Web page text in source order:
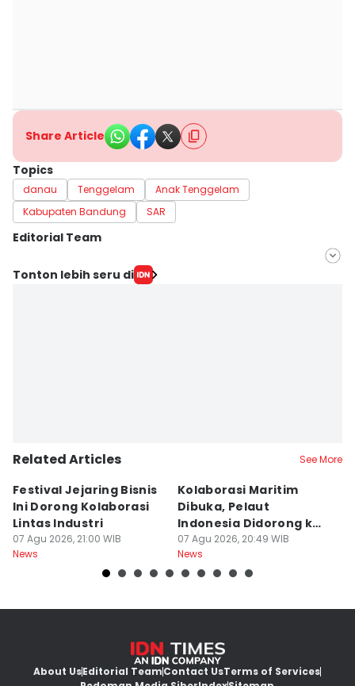
Share Article
Topics
danau Tenggelam
Anak Tenggelam
Kabupaten Bandung
SAR
Editorial Team
Editor
Tonton lebih seru di
Related Articles See More
Festival Jejaring Bisnis
Ini Dorong Kolaborasi
Lintas Industri
07 Agu 2026, 21:00 WIB
News
Kolaborasi Maritim
Dibuka, Pelaut
Indonesia Didorong ke
Pasar Global
07 Agu 2026, 20:49 WIB
News
About UsEditorial TeamContact UsTerms of Services